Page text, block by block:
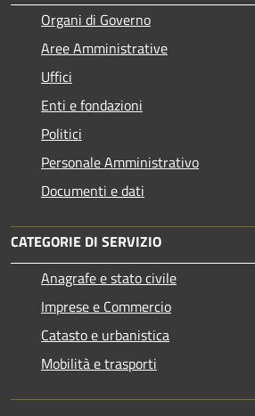
Organi di Governo
Aree Amministrative
Uffici
Enti e fondazioni
Politici
Personale Amministrativo
Documenti e dati
CATEGORIE DI SERVIZIO
Anagrafe e stato civile
Imprese e Commercio
Catasto e urbanistica
Mobilità e trasporti